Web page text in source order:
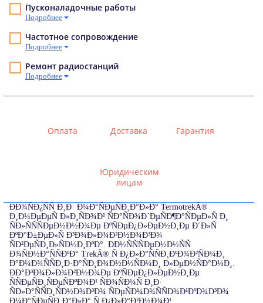
Пусконаладочные работы
Подробнее
Частотное сопровождение
Подробнее
Ремонт радиостанций
Подробнее
Оплата Доставка Гарантия
Юридическим
лицам
ÐÐ¾ÑÐ¿ÑÑ Ð¸Ð· Ð¼Ð°ÑÐµÑÐ¸Ð°Ð»Ð° TermotrekÂ®
Ð¸Ð¼ÐµÐµÑ Ð»Ð¸ÑÐ¾Ð¹ ÑÐ°ÑÐ¾Ð´ÐµÑÐ¶Ð°ÑÐµÐ»Ñ Ð¸
ÑÐ»ÑÑÑÐµÐ½Ð½Ð¾Ðµ ÐºÑÐµÐ¿Ð»ÐµÐ½Ð¸Ðµ Ð´Ð»Ñ
ÐºÐ°Ð±ÐµÐ»Ñ Ð³Ð¾Ð»Ð¾Ð²Ð½Ð¾Ð³Ð¾
ÑÐ²ÐµÑÐ¸Ð»ÑÐ½Ð¸ÐºÐ°. ÐÐ½ÑÑÑÐµÐ½Ð½ÑÑ
Ð¾ÑÐ½Ð°ÑÑÐºÐ° TrekÂ® Ñ Ð¿Ð»Ð°ÑÑÐ¸ÐºÐ¾Ð²ÑÐ¼Ð¸
Ð°Ð¼Ð¾ÑÑÐ¸Ð·Ð°ÑÐ¸Ð¾Ð½Ð½ÑÐ¼Ð¸ Ð»ÐµÐ½ÑÐ°Ð¼Ð¸.
ÐÐ°Ð³Ð¾Ð»Ð¾Ð²Ð½Ð¾Ðµ ÐºÑÐµÐ¿Ð»ÐµÐ½Ð¸Ðµ
ÑÑÐµÑÐ¸ÑÐµÑÐºÐ¾Ð¹ ÑÐ¾ÑÐ¼Ñ Ð¸Ð·
ÑÐ»Ð°ÑÑÐ¸ÑÐ½Ð¾Ð³Ð¾ ÑÐµÑÐ¼Ð¾ÑÑÐ¾Ð¹ÐºÐ¾Ð³Ð¾
Ð¼Ð°ÑÐµÑÐ¸Ð°Ð»Ð° Ñ Ð¿Ð»Ð°Ð²Ð½Ð¾Ð¹